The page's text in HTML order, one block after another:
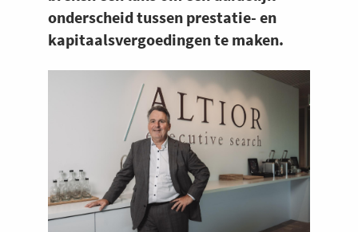
onderscheid tussen prestatie- en
kapitaalsvergoedingen te maken.